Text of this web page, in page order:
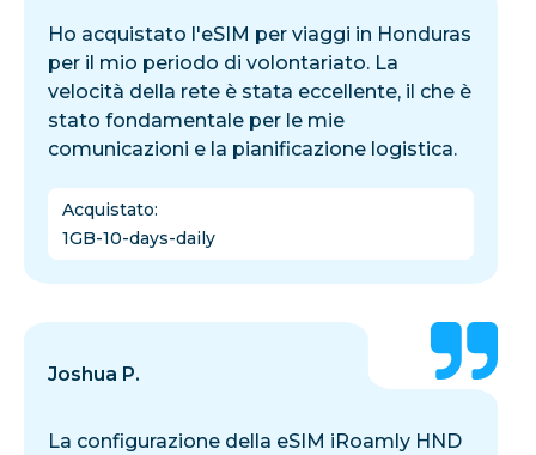
Ho acquistato l'eSIM per viaggi in Honduras
per il mio periodo di volontariato. La
velocità della rete è stata eccellente, il che è
stato fondamentale per le mie
comunicazioni e la pianificazione logistica.
Acquistato:
1GB-10-days-daily
Joshua P.
La configurazione della eSIM iRoamly HND